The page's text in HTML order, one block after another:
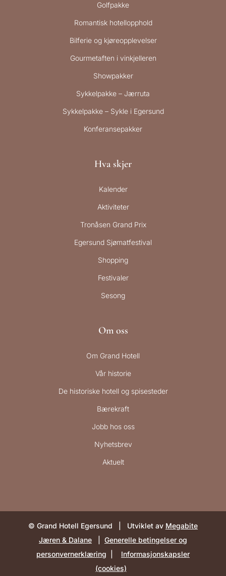
Golfpakke
Romantisk hotellopphold
Bilferie og kjøreopplevelser
Gourmetaften i vinkjelleren
Showpakker
Sykkelpakke – Jærruta
Sykkelpakke – Sykle i Egersund
Konferansepakker
Hva skjer
Kalender
Aktiviteter
Tronåsen Grand Prix
Egersund Sjømatfestival
Shopping
Festivaler
Sesong
Om oss
Om Grand Hotell
Vår historie
De historiske hotell og spisesteder
Bærekraft
Jobb hos oss
Nyhetsbrev
Aktuelt
© Grand Hotell Egersund | Utviklet av Megabite
Jæren & Dalane| Generelle betingelser og
personvernerklæring
Informasjonskapsler
(cookies)